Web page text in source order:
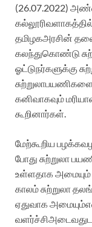
(26.07.2022)
கல்லூரி
தமிழகஅரசின்
கலந்துகொண்டு
ஓட்டுநர்களுக்கு
கனிவாகவும்
கூறினார்கள்.
மேற்கூறிய
போது சுற்றுலா
உள்ளதாகஅமையும்
காலம்சுற்றுலா
ஏதுவாகஅமையும்
வளர்ச்சி